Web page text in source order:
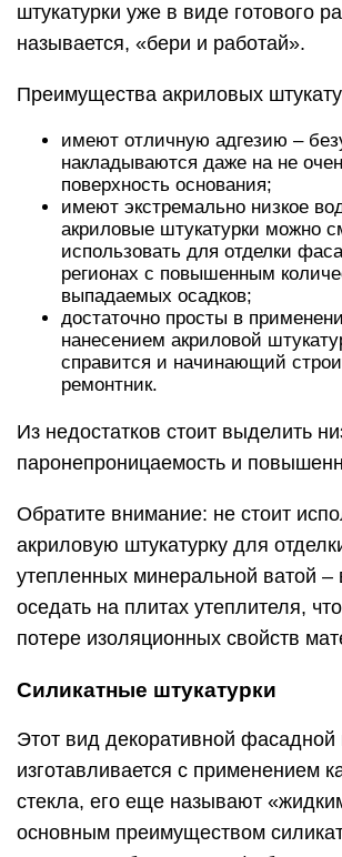
штукатурки уже в виде готового
называется, «бери и работай».
Преимущества акриловых
имеют отличную адгезию –
накладываются даже на не
поверхность основания;
имеют экстремально низкое
акриловые штукатурки можно
использовать для отделки
регионах с повышенным
выпадаемых осадков;
достаточно просты в
нанесением акриловой
справится и начинающий
ремонтник.
Из недостатков стоит выделить
паронепроницаемость и
Обратите внимание: не стоит
акриловую штукатурку для
утепленных минеральной ватой –
оседать на плитах утеплителя,
потере изоляционных свойств
Силикатные штукатурки
Этот вид декоративной фасадной
изготавливается с применением
стекла, его еще называют
основным преимуществом